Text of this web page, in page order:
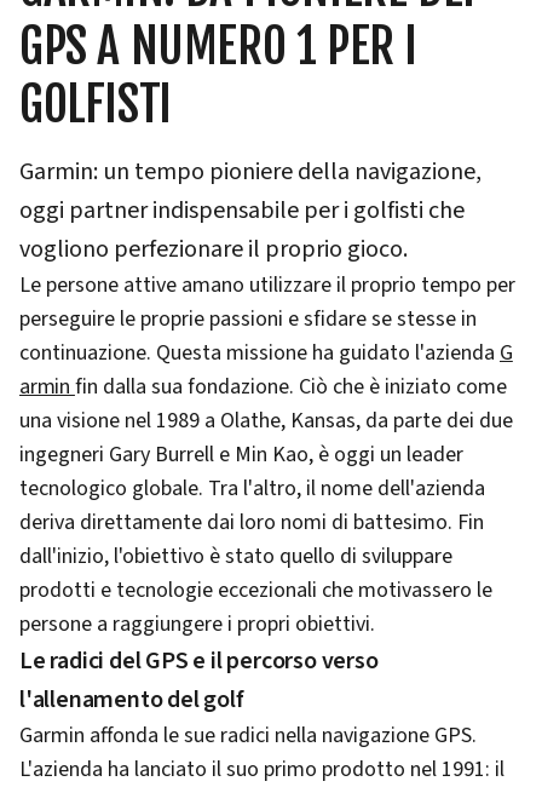
GPS A NUMERO 1 PER I
GOLFISTI
Garmin: un tempo pioniere della navigazione,
oggi partner indispensabile per i golfisti che
vogliono perfezionare il proprio gioco.
Le persone attive amano utilizzare il proprio tempo per
perseguire le proprie passioni e sfidare se stesse in
continuazione. Questa missione ha guidato l'azienda G
arminfin dalla sua fondazione. Ciò che è iniziato come
una visione nel 1989 a Olathe, Kansas, da parte dei due
ingegneri Gary Burrell e Min Kao, è oggi un leader
tecnologico globale. Tra l'altro, il nome dell'azienda
deriva direttamente dai loro nomi di battesimo. Fin
dall'inizio, l'obiettivo è stato quello di sviluppare
prodotti e tecnologie eccezionali che motivassero le
persone a raggiungere i propri obiettivi.
Le radici del GPS e il percorso verso
l'allenamento del golf
Garmin affonda le sue radici nella navigazione GPS.
L'azienda ha lanciato il suo primo prodotto nel 1991: il